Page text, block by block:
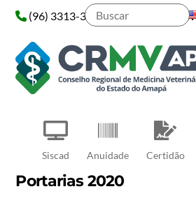
Skip
content
Siscad Anuidade Certidão
(96) 3313-3313
Pesquisar
Portarias 2020